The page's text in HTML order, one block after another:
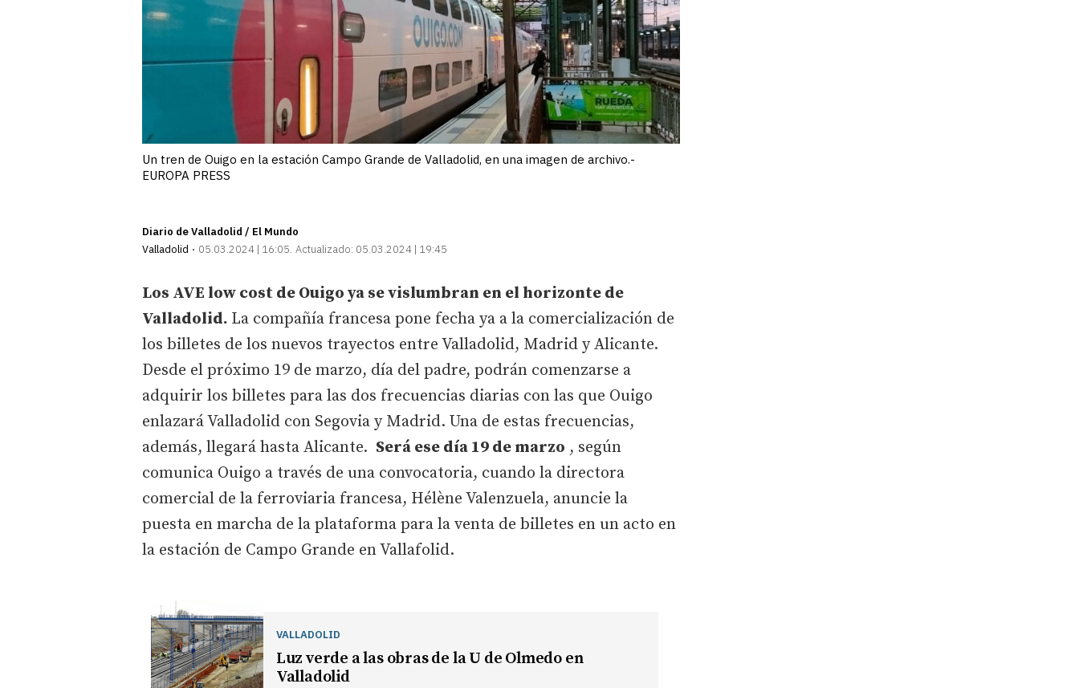
Un tren de Ouigo en la estación Campo Grande de Valladolid, en una imagen de archivo.-
EUROPA PRESS
Diario de Valladolid / El Mundo
Valladolid
05.03.2024 | 16:05 Actualizado: 05.03.2024 | 19:45
Los AVE low cost de Ouigo ya se vislumbran en el horizonte de
Valladolid. La compañía francesa pone fecha ya a la comercialización de
los billetes de los nuevos trayectos entre Valladolid, Madrid y Alicante.
Desde el próximo 19 de marzo, día del padre, podrán comenzarse a
adquirir los billetes para las dos frecuencias diarias con las que Ouigo
enlazará Valladolid con Segovia y Madrid. Una de estas frecuencias,
además, llegará hasta Alicante. Será ese día 19 de marzo , según
comunica Ouigo a través de una convocatoria, cuando la directora
comercial de la ferroviaria francesa, Hélène Valenzuela, anuncie la
puesta en marcha de la plataforma para la venta de billetes en un acto en
la estación de Campo Grande en Vallafolid.
VALLADOLID
Luz verde a las obras de la U de Olmedo en
Valladolid